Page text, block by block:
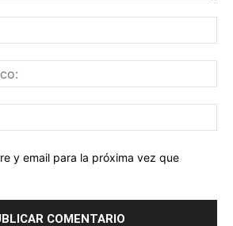
y email para la próxima vez que